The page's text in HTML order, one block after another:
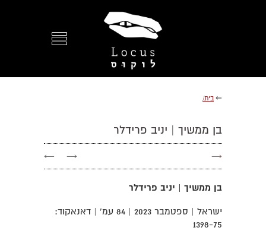
⇐ בית/
בן ממשיך | יניב פרידלר
→
→
←
בן ממשיך | יניב פרידלר
ישראל | ספטמבר 2023 | 84 עמ' | דאנאקוד:
1398-75